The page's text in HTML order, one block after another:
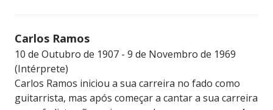
Carlos Ramos
10 de Outubro de 1907 - 9 de Novembro de 1969
(Intérprete)
Carlos Ramos iniciou a sua carreira no fado como
guitarrista, mas após começar a cantar a sua carreira